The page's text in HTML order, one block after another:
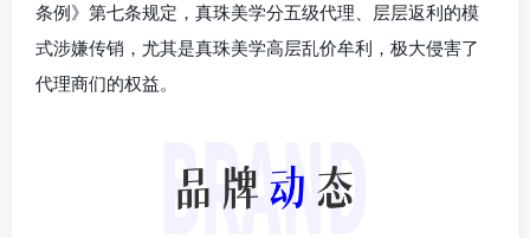
条例》第七条规定，真珠美学分五级代理、层层返利的模
式涉嫌传销，尤其是真珠美学高层乱价牟利，极大侵害了
代理商们的权益。